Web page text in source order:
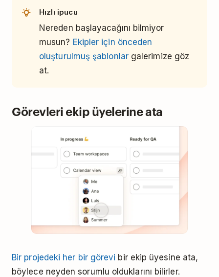
Hızlı ipucu
Nereden başlayacağını bilmiyor
musun? Ekipler için önceden
oluşturulmuş şablonlargalerimize göz
at.
Görevleri ekip üyelerine ata
Bir projedeki her bir görevi bir ekip üyesine ata,
böylece neyden sorumlu olduklarını bilirler.